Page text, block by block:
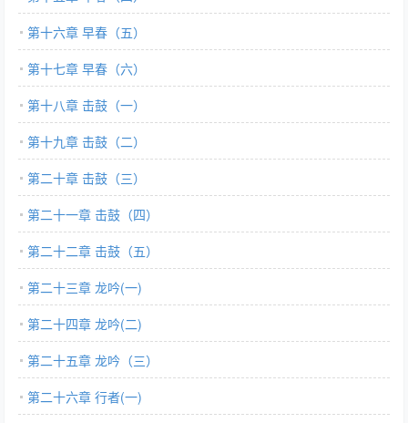
第十六章 早春（五）
第十七章 早春（六）
第十八章 击鼓（一）
第十九章 击鼓（二）
第二十章 击鼓（三）
第二十一章 击鼓（四）
第二十二章 击鼓（五）
第二十三章 龙吟(一)
第二十四章 龙吟(二)
第二十五章 龙吟（三）
第二十六章 行者(一)